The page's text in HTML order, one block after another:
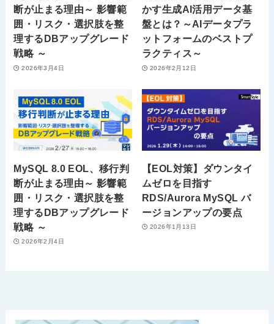
断が止まる理由～ 影響範
囲・リスク・選択肢を整
理するDBアップグレード
戦略 ～
2026年3月4日
かす生成AI活用データ基
盤とは？～AIデータプラ
ットフォームのベストプ
ラクティス～
2026年2月12日
MySQL 8.0 EOL、移行判
断が止まる理由～ 影響範
囲・リスク・選択肢を整
理するDBアップグレード
戦略 ～
2026年2月4日
【EOL対策】ダウンタイ
ムゼロを目指す
RDS/Aurora MySQL バ
ージョンアップの要点
2026年1月13日